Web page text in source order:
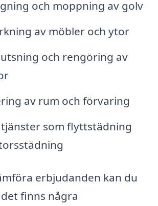
och moppning av golv
av möbler och ytor
och rengöring av
av rum och förvaring
tjänster som flyttstädning
erbjudanden kan du
finns några